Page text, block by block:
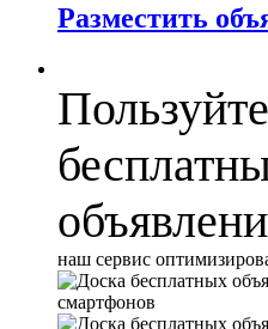
Разместить
наш сервис
смартфонов